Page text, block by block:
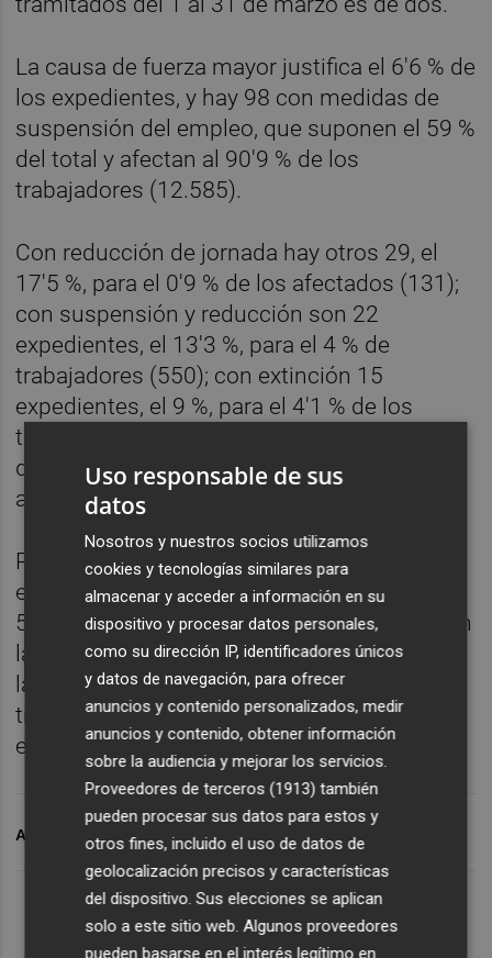
La causa de fuerza mayor justifica el 6'6 % de
los expedientes, y hay 98 con medidas de
suspensión del empleo, que suponen el 59 %
del total y afectan al 90'9 % de los
trabajadores (12.585).
Con reducción de jornada hay otros 29, el
17'5 %, para el 0'9 % de los afectados (131);
con suspensión y reducción son 22
expedientes, el 13'3 %, para el 4 % de
trabajadores (550); con extinción 15
expedientes, el 9 %, para el 4'1 % de los
trabajadores (563); y solo dos con medidas
de suspensión y extinción, el 1'2 %, que
afectan al 0'2 % (22 empleados).
Por el tamaño de la empresa, el 81 % tiene
entre 1 y 10 trabajadores, el 49 % entre 11 y
50 y el 26 % entre 51 y 250 empleados, y son
las empresas de más de 500 trabajadores
las que concentran el 47'7 % de los
trabajadores sometidos a regulación de
empleo.
ARCHIVADO EN TRABAJO
Uso responsable de sus
datos
Nosotros y nuestros socios utilizamos
cookies y tecnologías similares para
almacenar y acceder a información en su
dispositivo y procesar datos personales,
como su dirección IP, identificadores únicos
y datos de navegación, para ofrecer
anuncios y contenido personalizados, medir
anuncios y contenido, obtener información
sobre la audiencia y mejorar los servicios.
Proveedores de terceros (1913) también
pueden procesar sus datos para estos y
otros fines, incluido el uso de datos de
geolocalización precisos y características
del dispositivo. Sus elecciones se aplican
solo a este sitio web. Algunos proveedores
pueden basarse en el interés legítimo en